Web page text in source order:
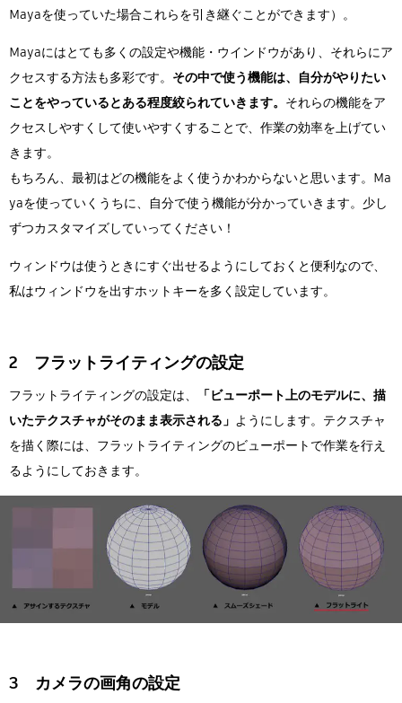
Mayaを使っていた場合これらを引き継ぐことができます）。
Mayaにはとても多くの設定や機能・ウインドウがあり、それらにア
クセスする方法も多彩です。 その中で使う機能は、自分がやりたい
ことをやっているとある程度絞られていきます。 それらの機能をア
クセスしやすくして使いやすくすることで、作業の効率を上げてい
きます。
もちろん、最初はどの機能をよく使うかわからないと思います。Ma
yaを使っていくうちに、自分で使う機能が分かっていきます。少し
ずつカスタマイズしていってください！
ウィンドウは使うときにすぐ出せるようにしておくと便利なので、
私はウィンドウを出すホットキーを多く設定しています。
2 フラットライティングの設定
フラットライティングの設定は、
「ビューポート上のモデルに、描
いたテクスチャがそのまま表示される」 ようにします。テクスチャ
を描く際には、フラットライティングのビューポートで作業を行え
るようにしておきます。
3 カメラの画角の設定